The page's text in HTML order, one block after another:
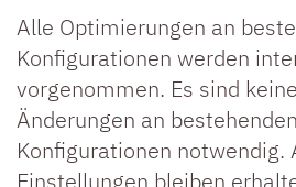
Alle Optimierungen an
Konfigurationen werden
vorgenommen. Es sind
Änderungen an
Konfigurationen notwendig.